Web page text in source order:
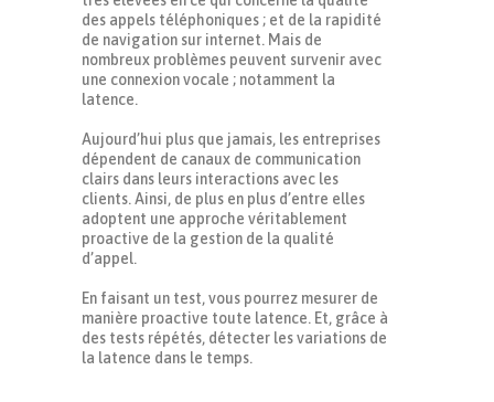
des appels téléphoniques ; et de la rapidité
de navigation sur internet. Mais de
nombreux problèmes peuvent survenir avec
une connexion vocale ; notamment la
latence.
Aujourd’hui plus que jamais, les entreprises
dépendent de canaux de communication
clairs dans leurs interactions avec les
clients. Ainsi, de plus en plus d’entre elles
adoptent une approche véritablement
proactive de la gestion de la qualité
d’appel.
En faisant un test, vous pourrez mesurer de
manière proactive toute latence. Et, grâce à
des tests répétés, détecter les variations de
la latence dans le temps.